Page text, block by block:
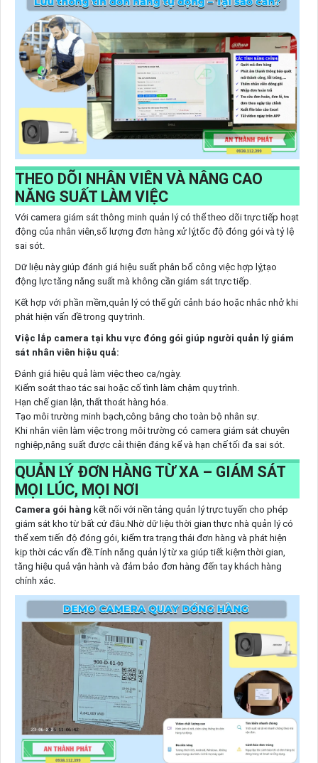
THEO DÕI NHÂN VIÊN VÀ NÂNG CAO
NĂNG SUẤT LÀM VIỆC
Với camera giám sát thông minh quản lý có thể theo dõi trực tiếp hoạt
động của nhân viên,số lượng đơn hàng xử lý,tốc độ đóng gói và tỷ lệ
sai sót.
Dữ liệu này giúp đánh giá hiệu suất phân bổ công việc hợp lý,tạo
động lực tăng năng suất mà không cần giám sát trực tiếp.
Kết hợp với phần mềm,quản lý có thể gửi cảnh báo hoặc nhắc nhở khi
phát hiện vấn đề trong quy trình.
Việc lắp camera tại khu vực đóng gói giúp người quản lý giám
sát nhân viên hiệu quả:
Đánh giá hiệu quả làm việc theo ca/ngày.
Kiểm soát thao tác sai hoặc cố tình làm chậm quy trình.
Hạn chế gian lận, thất thoát hàng hóa.
Tạo môi trường minh bạch,công bằng cho toàn bộ nhân sự.
Khi nhân viên làm việc trong môi trường có camera giám sát chuyên
nghiệp,năng suất được cải thiện đáng kể và hạn chế tối đa sai sót.
QUẢN LÝ ĐƠN HÀNG TỪ XA – GIÁM SÁT
MỌI LÚC, MỌI NƠI
Camera gói hàng kết nối với nền tảng quản lý trực tuyến cho phép
giám sát kho từ bất cứ đâu.Nhờ dữ liệu thời gian thực nhà quản lý có
thể xem tiến độ đóng gói, kiểm tra trạng thái đơn hàng và phát hiện
kịp thời các vấn đề.Tính năng quản lý từ xa giúp tiết kiệm thời gian,
tăng hiệu quả vận hành và đảm bảo đơn hàng đến tay khách hàng
chính xác.